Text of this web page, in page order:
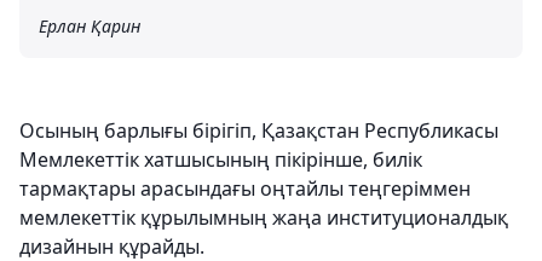
Ерлан Қарин
Осының барлығы бірігіп, Қазақстан Республикасы
Мемлекеттік хатшысының пікірінше, билік
тармақтары арасындағы оңтайлы теңгеріммен
мемлекеттік құрылымның жаңа институционалдық
дизайнын құрайды.